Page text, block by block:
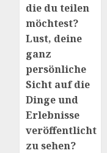
die du teilen
möchtest?
Lust, deine
ganz
persönliche
Sicht auf die
Dinge und
Erlebnisse
veröffentlicht
zu sehen?